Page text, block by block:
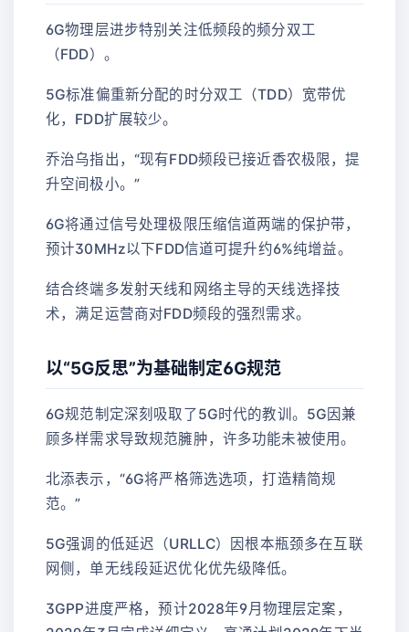
6G物理层进步特别关注低频段的频分双工
（FDD）。
5G标准偏重新分配的时分双工（TDD）宽带优
化，FDD扩展较少。
乔治乌指出，“现有FDD频段已接近香农极限，提
升空间极小。”
6G将通过信号处理极限压缩信道两端的保护带，
预计30MHz以下FDD信道可提升约6%纯增益。
结合终端多发射天线和网络主导的天线选择技
术，满足运营商对FDD频段的强烈需求。
以“5G反思”为基础制定6G规范
6G规范制定深刻吸取了5G时代的教训。5G因兼
顾多样需求导致规范臃肿，许多功能未被使用。
北添表示，“6G将严格筛选选项，打造精简规
范。”
5G强调的低延迟（URLLC）因根本瓶颈多在互联
网侧，单无线段延迟优化优先级降低。
3GPP进度严格，预计2028年9月物理层定案，